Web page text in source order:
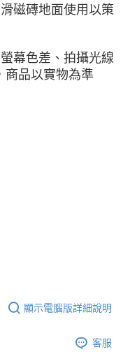
磁磚地面使用以策
幕色差、拍攝光線
商品以實物為準
顯示電腦版詳細說明
客服